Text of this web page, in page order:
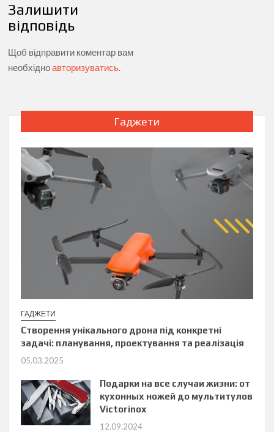
Залишити
відповідь
Щоб відправити коментар вам
необхідноавторизуватись.
Гаджети
ГАДЖЕТИ
Створення унікального дрона під конкретні
задачі: планування, проектування та реалізація
05.03.2025
Подарки на все случаи жизни: от
кухонных ножей до мультитулов
Victorinox
12.09.2024